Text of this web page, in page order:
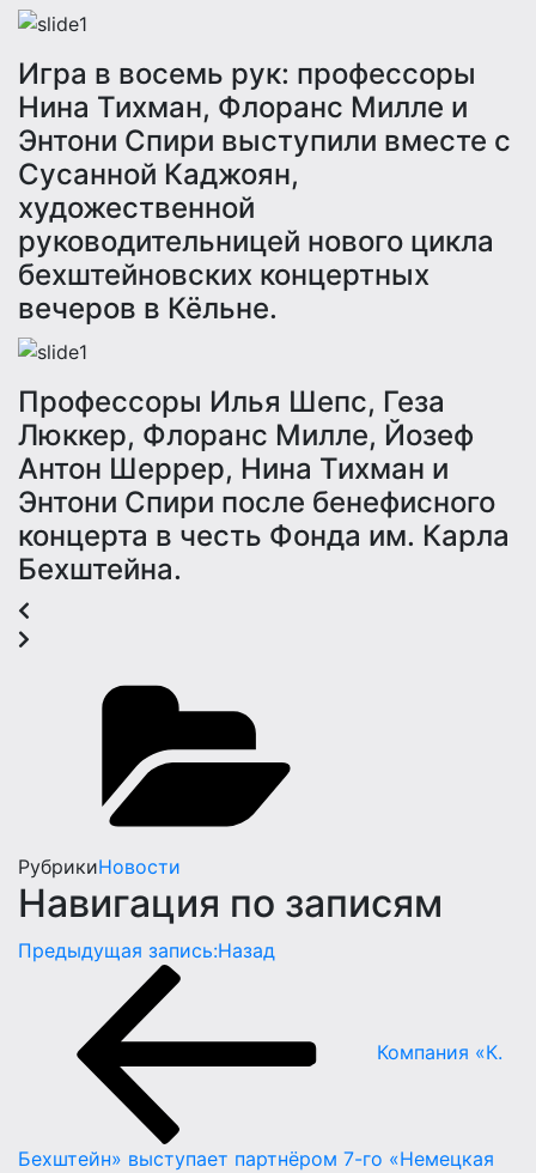
Игра в восемь рук: профессоры
Нина Тихман, Флоранс Милле и
Энтони Спири выступили вместе с
Сусанной Каджоян,
художественной
руководительницей нового цикла
бехштейновских концертных
вечеров в Кёльне.
Профессоры Илья Шепс, Геза
Люккер, Флорaнс Милле, Йозеф
Антон Шеррер, Нина Тихман и
Энтони Спири после бенефисного
концерта в честь Фонда им. Карла
Бехштейна.
РубрикиНовости
Навигация по записям
Предыдущая запись:Назад
Компания «К.
Бехштейн» выступает партнёром 7-го «Немецкая